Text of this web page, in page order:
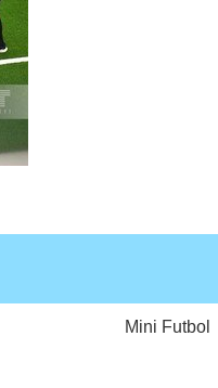
Mini Futbol